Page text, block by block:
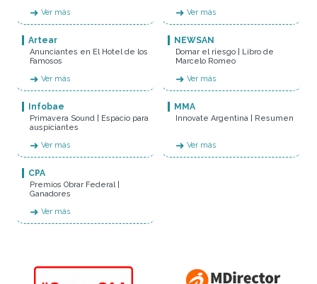
➜ Ver más ➜ Ver más
Artear
Anunciantes en El Hotel de los
Famosos
➜ Ver más
NEWSAN
Domar el riesgo | Libro de
Marcelo Romeo
➜ Ver más
Infobae
Primavera Sound | Espacio para
auspiciantes
➜ Ver más
MMA
Innovate Argentina | Resumen
➜ Ver más
CPA
Premios Obrar Federal |
Ganadores
➜ Ver más